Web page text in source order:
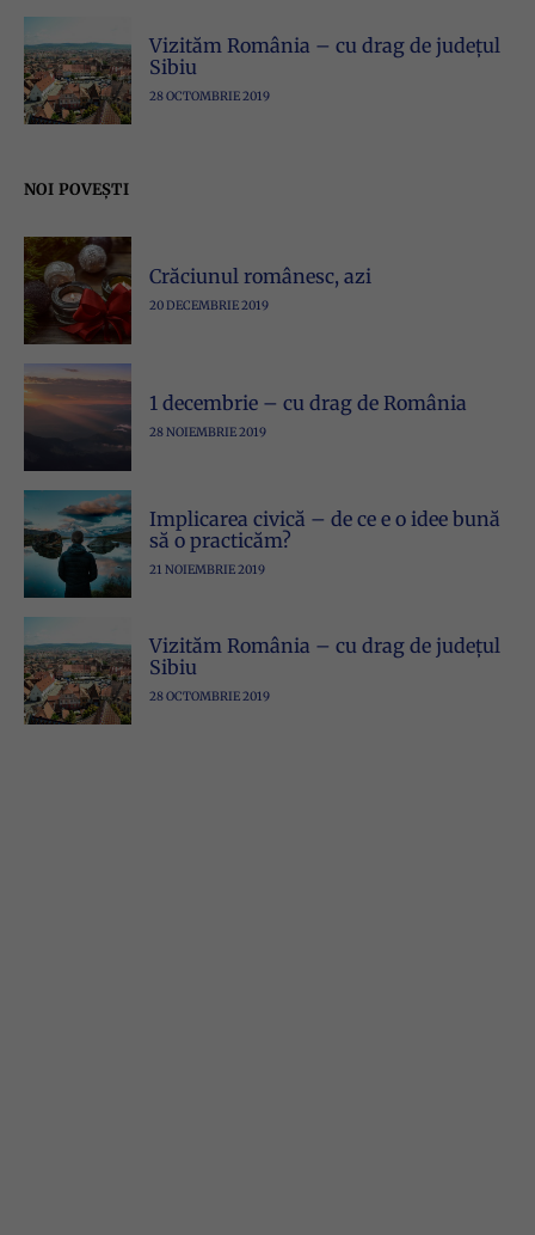
Vizităm România – cu drag de județul
Sibiu
28 OCTOMBRIE 2019
NOI POVEȘTI
Crăciunul românesc, azi
20 DECEMBRIE 2019
1 decembrie – cu drag de România
28 NOIEMBRIE 2019
Implicarea civică – de ce e o idee bună
să o practicăm?
21 NOIEMBRIE 2019
Vizităm România – cu drag de județul
Sibiu
28 OCTOMBRIE 2019